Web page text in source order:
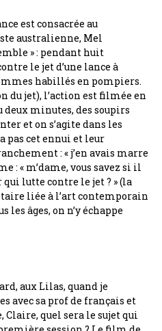
est consacrée au
australienne, Mel
» : pendant huit
le jet d’une lance à
habillés en pompiers.
du jet), l’action est filmée en
deux minutes, des soupirs
et on s’agite dans les
pas cet ennui et leur
: « j’en avais marre
: « m’dame, vous savez si il
lutte contre le jet ? » (la
liée à l’art contemporain
les âges, on n’y échappe
aux Lilas, quand je
avec sa prof de français et
quel sera le sujet qui